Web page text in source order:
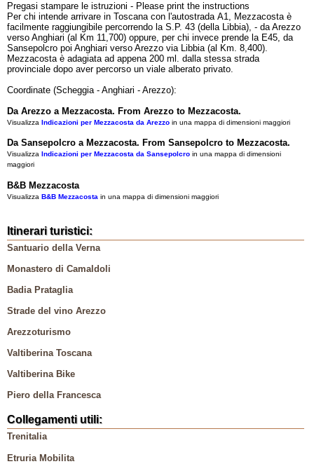
Pregasi stampare le istruzioni - Please print the instructions
Per chi intende arrivare in Toscana con l'autostrada A1, Mezzacosta è
facilmente raggiungibile percorrendo la S.P. 43 (della Libbia), - da Arezzo
verso Anghiari (al Km 11,700) oppure, per chi invece prende la E45, da
Sansepolcro poi Anghiari verso Arezzo via Libbia (al Km. 8,400).
Mezzacosta è adagiata ad appena 200 ml. dalla stessa strada
provinciale dopo aver percorso un viale alberato privato.
Coordinate (Scheggia - Anghiari - Arezzo):
Da Arezzo a Mezzacosta. From Arezzo to Mezzacosta.
Visualizza Indicazioni per Mezzacosta da Arezzo in una mappa di dimensioni maggiori
Da Sansepolcro a Mezzacosta. From Sansepolcro to Mezzacosta.
Visualizza Indicazioni per Mezzacosta da Sansepolcro in una mappa di dimensioni
maggiori
B&B Mezzacosta
Visualizza B&B Mezzacosta in una mappa di dimensioni maggiori
Itinerari turistici:
Santuario della Verna
Monastero di Camaldoli
Badia Prataglia
Strade del vino Arezzo
Arezzoturismo
Valtiberina Toscana
Valtiberina Bike
Piero della Francesca
Collegamenti utili:
Trenitalia
Etruria Mobilita